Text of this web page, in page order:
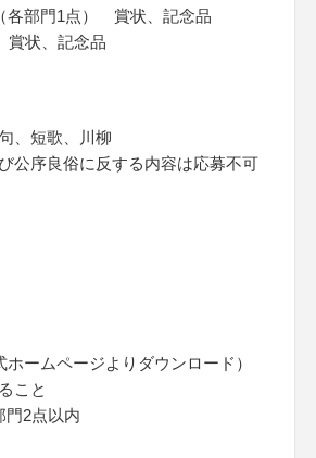
各部門1点） 賞状、記念品
状、記念品
、短歌、川柳
公序良俗に反する内容は応募不可
ームページよりダウンロード）
こと
2点以内